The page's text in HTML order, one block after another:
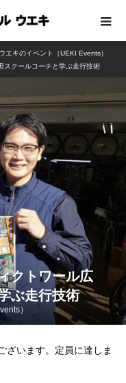
ウエキのイベント（UEKI Events）
スクールコーチと学ぶ走行技術
クトワール広
ぶ走行技術
）
ざいます。定員に達しま